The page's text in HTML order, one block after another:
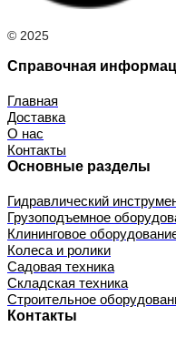
© 2025
Справочная
Главная
Доставка
О нас
Контакты
Основные разделы
Гидравлический
Грузоподъемное
Клининговое
Колеса и ролики
Садовая техника
Складская техника
Строительное
Контакты